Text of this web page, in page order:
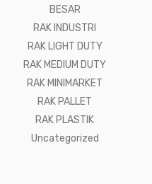
BESAR
RAK INDUSTRI
RAK LIGHT DUTY
RAK MEDIUM DUTY
RAK MINIMARKET
RAK PALLET
RAK PLASTIK
Uncategorized